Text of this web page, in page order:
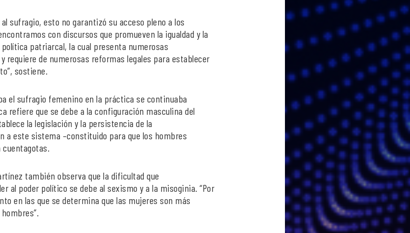
sufragio, esto no garantizó su acceso pleno a los
con discursos que promueven la igualdad y la
patriarcal, la cual presenta numerosas
de numerosas reformas legales para establecer
sostiene.
el sufragio femenino en la práctica se continuaba
refiere que se debe a la configuración masculina del
la legislación y la persistencia de la
a este sistema –constituido para que los hombres
también observa que la dificultad que
al poder político se debe al sexismo y a la misoginia. “Por
en las que se determina que las mujeres son más